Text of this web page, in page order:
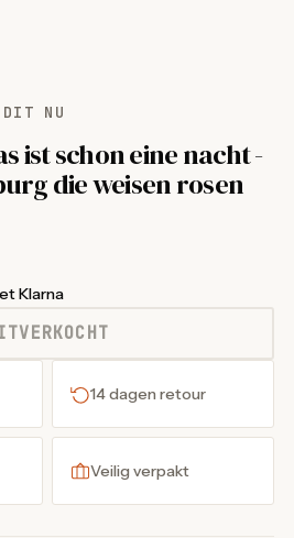
DIT NU
ist schon eine nacht -
die weisen rosen
Klarna
14 dagen retour
Veilig verpakt